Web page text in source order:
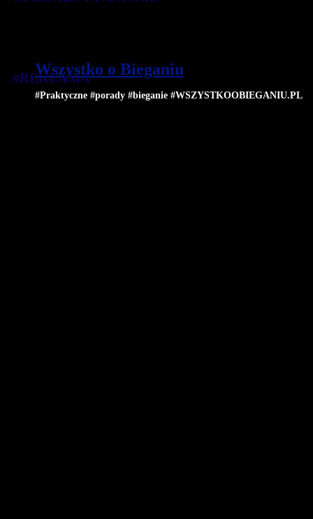
Wszystko o Bieganiu
#Praktyczne #porady #bieganie #WSZYSTKOOBIEGANIU.PL
#REKLAMA